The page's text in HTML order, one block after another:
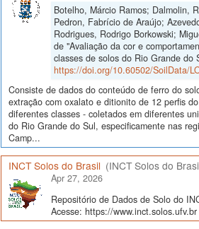
Botelho, Márcio Ramos; Dalmolin,
Pedron, Fabrício de Araújo;
Rodrigues, Rodrigo Borkowski;
de "Avaliação da cor e
classes de solos do Rio Grande do
https://doi.org/10.60502/SoilData/
Consiste de dados do conteúdo de ferro do
extração com oxalato e ditionito de 12 perfis
diferentes classes - coletados em diferentes
do Rio Grande do Sul, especificamente nas
Camp...
INCT Solos do Brasil (INCT Solos do
Apr 27, 2026
Repositório de Dados de Solo do
Acesse: https://www.inct.solos.ufv.br